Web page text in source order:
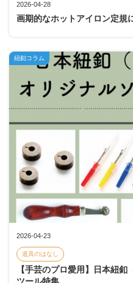
2026-04-28
画期的なホットアイロン定規
2026-04-23
道具のはなし
【手芸のプロ愛用】日本紐
紐釦コラム